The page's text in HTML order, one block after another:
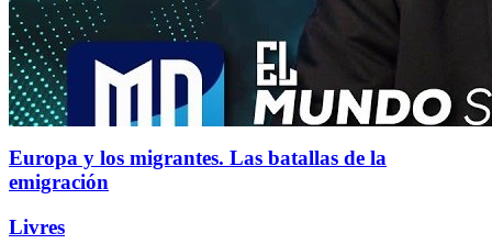
Europa y los migrantes. Las batallas de la
emigración
Livres